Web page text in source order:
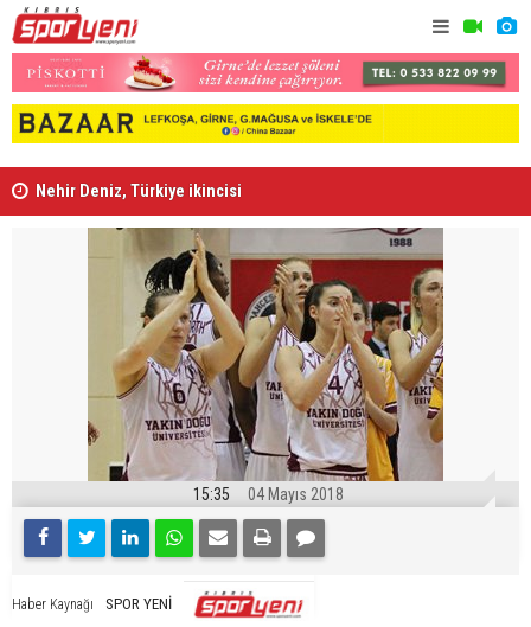
Nehir Deniz, Türkiye ikincisi
15:35 04 Mayıs 2018
Haber Kaynağı SPOR YENİ